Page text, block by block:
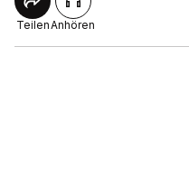
TeilenAnhören